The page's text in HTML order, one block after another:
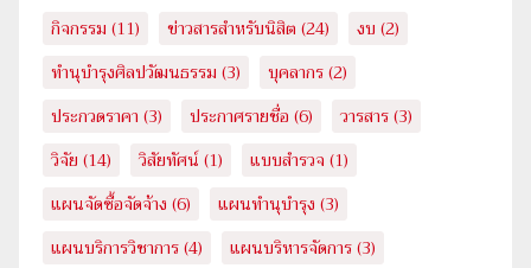
กิจกรรม (11) ข่าวสารสำหรับนิสิต (24) งบ (2)
ทำนุบำรุงศิลปวัฒนธรรม (3) บุคลากร(2)
ประกวดราคา (3) ประกาศรายชื่อ (6) วารสาร(3)
วิจัย (14) วิสัยทัศน์(1) แบบสำรวจ (1)
แผนจัดซื้อจัดจ้าง (6) แผนทำนุบำรุง (3)
แผนบริการวิชาการ(4) แผนบริหารจัดการ(3)